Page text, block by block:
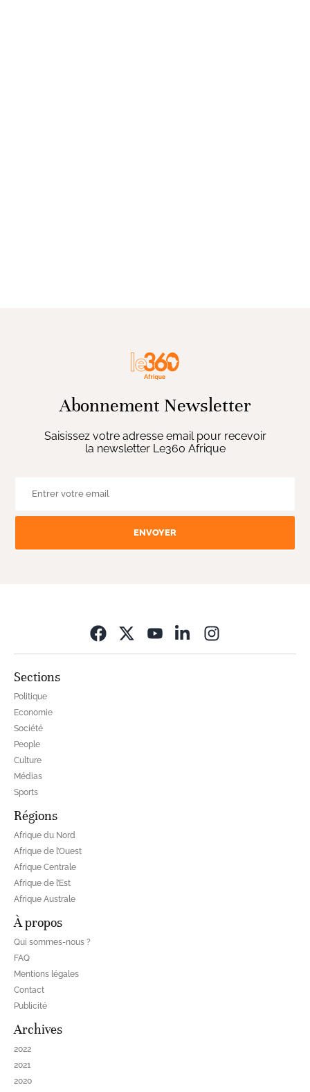
Abonnement Newsletter
Saisissez votre adresse email pour recevoir
la newsletter Le360 Afrique
ENVOYER
Sections
Politique
Economie
Société
People
Culture
Médias
Sports
Régions
Afrique du Nord
Afrique de l’Ouest
Afrique Centrale
Afrique de l’Est
Afrique Australe
À propos
Qui sommes-nous ?
FAQ
Mentions légales
Contact
Publicité
Archives
2022
2021
2020